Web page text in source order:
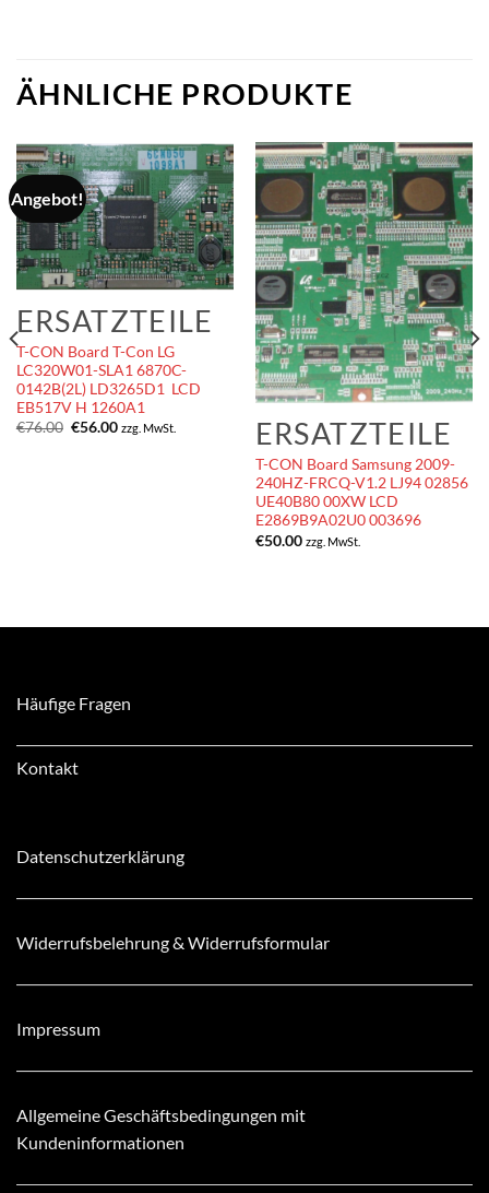
ÄHNLICHE PRODUKTE
Angebot!
ERSATZTEILE
T-CON Board T-Con LG
LC320W01-SLA1 6870C-
0142B(2L) LD3265D1 LCD
EB517V H 1260A1
€76.00 Ursprünglicher
€56.00Aktueller
Preis
zzg. MwSt. ERSATZTEILE
T-CON Board Samsung 2009-
240HZ-FRCQ-V1.2 LJ94 02856
UE40B80 00XW LCD
E2869B9A02U0 003696
€50.00 zzg. MwSt.
Häufige Fragen
Kontakt
Datenschutzerklärung
Widerrufsbelehrung & Widerrufsformular
Impressum
Allgemeine Geschäftsbedingungen mit
Kundeninformationen